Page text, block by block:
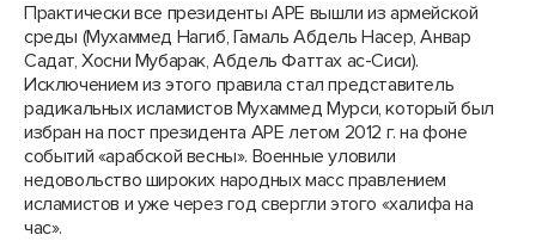
Практически все президенты АРЕ вышли из армейской
среды (Мухаммед Нагиб, Гамаль Абдель Насер, Анвар
Садат, Хосни Мубарак, Абдель Фаттах ас-Сиси).
Исключением из этого правила стал представитель
радикальных исламистов Мухаммед Мурси, который был
избран на пост президента АРЕ летом 2012 г. на фоне
событий «арабской весны». Военные уловили
недовольство широких народных масс правлением
исламистов и уже через год свергли этого «халифа на
час».